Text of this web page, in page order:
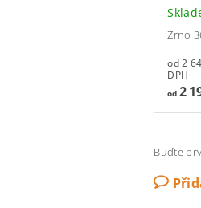
Zrno
od 2
DPH
od2
Buďte